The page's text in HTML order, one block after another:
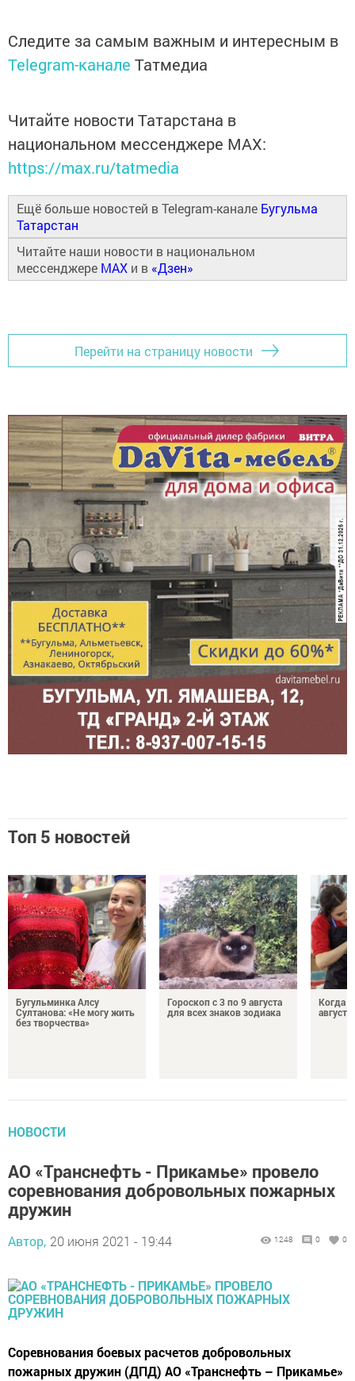
Следите за самым важным и интересным в
Telegram-канале Татмедиа
Читайте новости Татарстана в
национальном мессенджере MАХ:
https://max.ru/tatmedia
Ещё больше новостей в Telegram-канале Бугульма
Татарстан
Читайте наши новости в национальном
мессенджере MAX и в «Дзен»
Перейти на страницу новости
Топ 5 новостей
Бугульминка Алсу
Султанова: «Не могу жить
без творчества»
Гороскоп с 3 по 9 августа
для всех знаков зодиака
Когда
НОВОСТИ
АО «Транснефть - Прикамье» провело
соревнования добровольных пожарных
дружин
Автор, 20 июня 2021 - 19:44 1248 0 0
Соревнования боевых расчетов добровольных
пожарных дружин (ДПД) АО «Транснефть – Прикамье»